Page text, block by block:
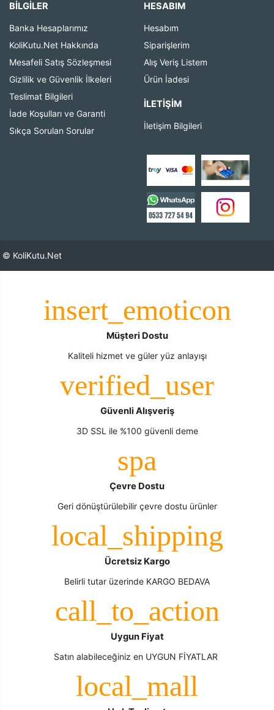
BİLGİLER
Banka Hesaplarımız
KoliKutu.Net Hakkında
Mesafeli Satış Sözleşmesi
Gizlilik ve Güvenlik İlkeleri
Teslimat Bilgileri
İade Koşulları ve Garanti
Sıkça Sorulan Sorular
HESABIM
Hesabım
Siparişlerim
Alış Veriş Listem
Ürün İadesi
İLETIŞIM
İletişim Bilgileri
© KoliKutu.Net
Müşteri Dostu
Kaliteli hizmet ve güler yüz anlayışı
Güvenli Alışveriş
3D SSL ile %100 güvenli deme
Çevre Dostu
Geri dönüştürülebilir çevre dostu ürünler
Ücretsiz Kargo
Belirli tutar üzerinde KARGO BEDAVA
Uygun Fiyat
Satın alabileceğiniz en UYGUN FİYATLAR